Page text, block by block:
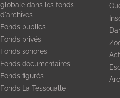
globale dans les fonds
d'archives
Fonds publics
Fonds privés
Fonds sonores
Fonds documentaires
Fonds figurés
Fonds La Tessoualle